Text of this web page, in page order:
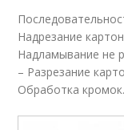
Надрезание
Надламывание не
– Разрезание
Обработка кромок.